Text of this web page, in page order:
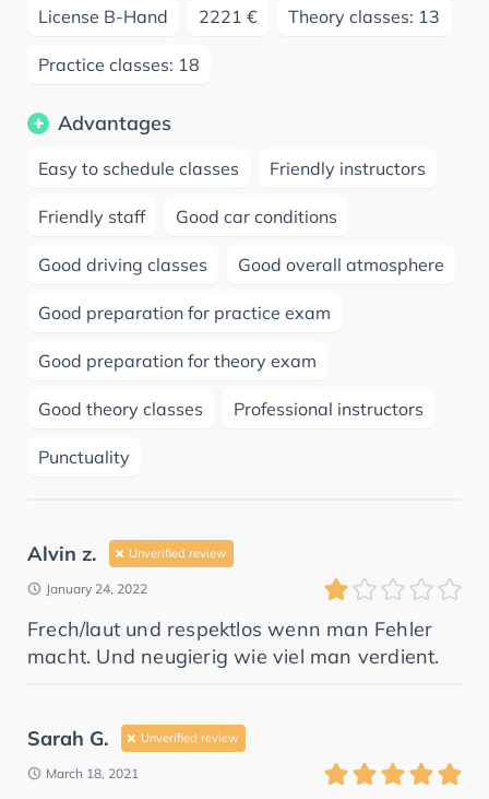
License B-Hand 2221 € Theory classes: 13
Practice classes: 18
Advantages
Easy to schedule classes Friendly instructors
Friendly staff Good car conditions
Good driving classes Good overall atmosphere
Good preparation for practice exam
Good preparation for theory exam
Good theory classes Professional instructors
Punctuality
Alvin z. Unverified review
January 24, 2022
Frech/laut und respektlos wenn man Fehler
macht. Und neugierig wie viel man verdient.
Sarah G. Unverified review
March 18, 2021